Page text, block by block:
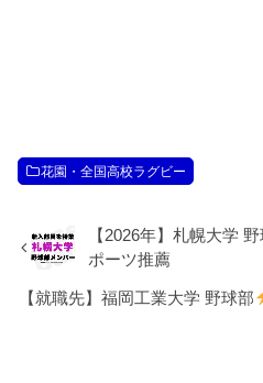
花園・全国高校ラグビー
【2026年】札幌大学
ポーツ推薦
【就職先】福岡工業大学 野球部